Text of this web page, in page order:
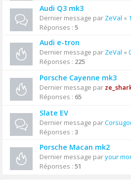
Audi Q3 mk3
Dernier message par ZeVal «
Réponses : 5
Audi e-tron
Dernier message par ZeVal «
Réponses : 225
Porsche Cayenne mk3
Dernier message par
Réponses : 65
Slate EV
Dernier message par
Réponses : 3
Porsche Macan mk2
Dernier message paryour
Réponses : 51